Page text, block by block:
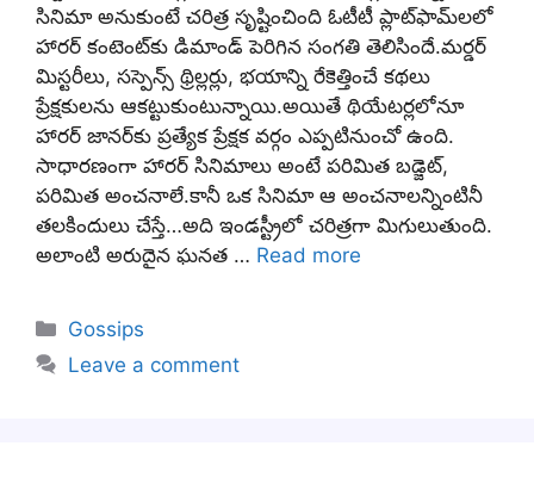
సినిమా అనుకుంటే చరిత్ర సృష్టించింది ఓటీటీ ప్లాట్‌ఫామ్‌లలో
హారర్ కంటెంట్‌కు డిమాండ్ పెరిగిన సంగతి తెలిసిందే.మర్డర్
మిస్టరీలు, సస్పెన్స్ థ్రిల్లర్లు, భయాన్ని రేకెత్తించే కథలు
ప్రేక్షకులను ఆకట్టుకుంటున్నాయి.అయితే థియేటర్లలోనూ
హారర్ జానర్‌కు ప్రత్యేక ప్రేక్షక వర్గం ఎప్పటినుంచో ఉంది.
సాధారణంగా హారర్ సినిమాలు అంటే పరిమిత బడ్జెట్,
పరిమిత అంచనాలే.కానీ ఒక సినిమా ఆ అంచనాలన్నింటినీ
తలకిందులు చేస్తే…అది ఇండస్ట్రీలో చరిత్రగా మిగులుతుంది.
అలాంటి అరుదైన ఘనత … Read more
Categories
Gossips
Leave a comment